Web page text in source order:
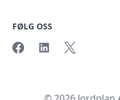
FØLG OSS